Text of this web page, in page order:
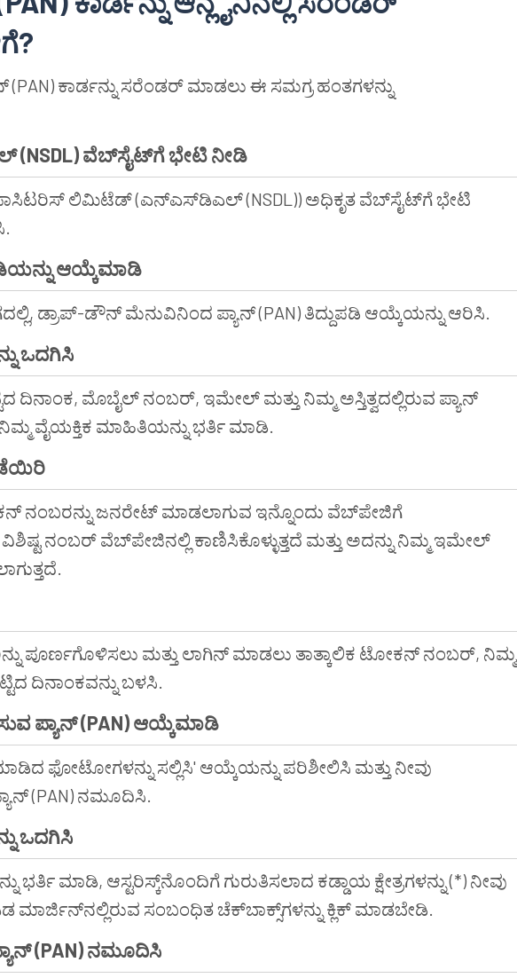
(PAN) ಕಾರ್ಡನ್ನು ಸರೆಂಡರ್ ಮಾಡಲು ಈ ಸಮಗ್ರ ಹಂತಗಳನ್ನು
(NSDL) ವೆಬ್‌ಸೈಟ್‌ಗೆ ಭೇಟಿ ನೀಡಿ
ಲಿಮಿಟೆಡ್ (ಎನ್ಎಸ್‌ಡಿಎಲ್ (NSDL)) ಅಧಿಕೃತ ವೆಬ್‌ಸೈಟ್‌ಗೆ ಭೇಟಿ
ಆಯ್ಕೆಮಾಡಿ
ಡ್ರಾಪ್-ಡೌನ್ ಮೆನುವಿನಿಂದ ಪ್ಯಾನ್ (PAN) ತಿದ್ದುಪಡಿ ಆಯ್ಕೆಯನ್ನು ಆರಿಸಿ.
ಒದಗಿಸಿ
ದಿನಾಂಕ, ಮೊಬೈಲ್ ನಂಬರ್, ಇಮೇಲ್ ಮತ್ತು ನಿಮ್ಮ ಅಸ್ತಿತ್ವದಲ್ಲಿರುವ ಪ್ಯಾನ್
ವೈಯಕ್ತಿಕ ಮಾಹಿತಿಯನ್ನು ಭರ್ತಿ ಮಾಡಿ.
ನಂಬರನ್ನು ಜನರೇಟ್ ಮಾಡಲಾಗುವ ಇನ್ನೊಂದು ವೆಬ್‌ಪೇಜಿಗೆ
ನಂಬರ್ ವೆಬ್‌ಪೇಜಿನಲ್ಲಿ ಕಾಣಿಸಿಕೊಳ್ಳುತ್ತದೆ ಮತ್ತು ಅದನ್ನು ನಿಮ್ಮ ಇಮೇಲ್
ಪೂರ್ಣಗೊಳಿಸಲು ಮತ್ತು ಲಾಗಿನ್ ಮಾಡಲು ತಾತ್ಕಾಲಿಕ ಟೋಕನ್ ನಂಬರ್, ನಿಮ್ಮ
ದಿನಾಂಕವನ್ನು ಬಳಸಿ.
ಪ್ಯಾನ್ (PAN) ಆಯ್ಕೆಮಾಡಿ
ಫೋಟೋಗಳನ್ನು ಸಲ್ಲಿಸಿ' ಆಯ್ಕೆಯನ್ನು ಪರಿಶೀಲಿಸಿ ಮತ್ತು ನೀವು
(PAN) ನಮೂದಿಸಿ.
ಒದಗಿಸಿ
ಭರ್ತಿ ಮಾಡಿ, ಆಸ್ಟರಿಸ್ಕ್‌ನೊಂದಿಗೆ ಗುರುತಿಸಲಾದ ಕಡ್ಡಾಯ ಕ್ಷೇತ್ರಗಳನ್ನು (*) ನೀವು
ಮಾರ್ಜಿನ್‌ನಲ್ಲಿರುವ ಸಂಬಂಧಿತ ಚೆಕ್‌ಬಾಕ್ಸ್‌ಗಳನ್ನು ಕ್ಲಿಕ್ ಮಾಡಬೇಡಿ.
(PAN) ನಮೂದಿಸಿ